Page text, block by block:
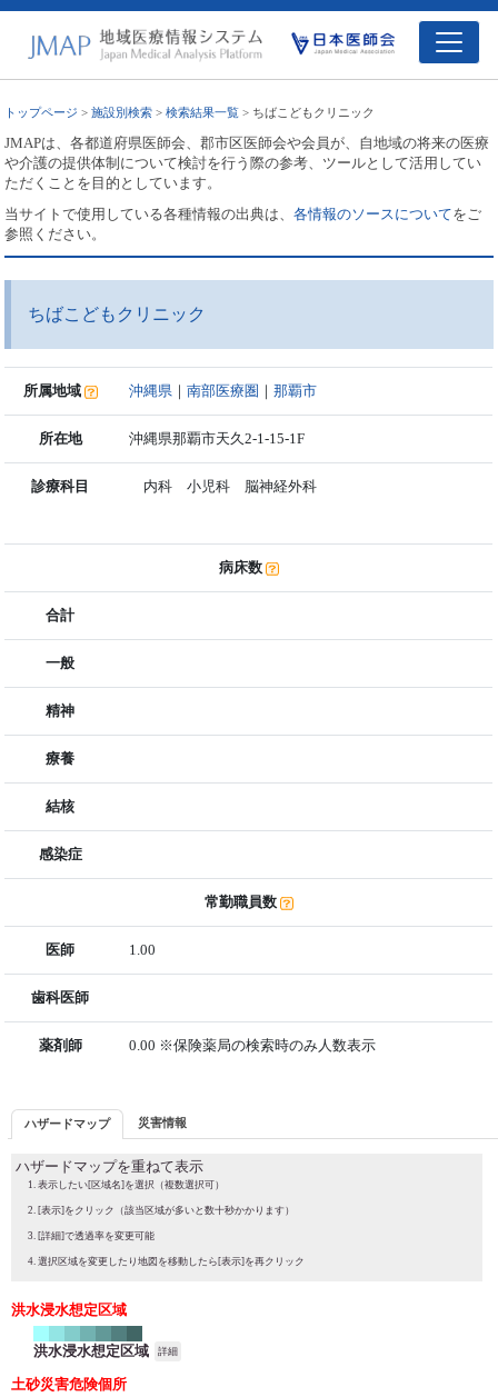
トップページ >施設別検索 >検索結果一覧 > ちばこどもクリニック
JMAPは、各都道府県医師会、郡市区医師会や会員が、自地域の将来の医療
や介護の提供体制について検討を行う際の参考、ツールとして活用してい
ただくことを目的としています。
当サイトで使用している各種情報の出典は、各情報のソースについてをご
参照ください。
ちばこどもクリニック
所属地域 沖縄県 ｜南部医療圏 ｜那覇市
所在地 沖縄県那覇市天久2-1-15-1F
診療科目 内科 小児科 脳神経外科
病床数
合計
一般
精神
療養
結核
感染症
常勤職員数
医師 1.00
歯科医師
薬剤師 0.00 ※保険薬局の検索時のみ人数表示
ハザードマップ 災害情報
ハザードマップを重ねて表示
表示したい[区域名]を選択（複数選択可）
[表示]をクリック（該当区域が多いと数十秒かかります）
[詳細]で透過率を変更可能
選択区域を変更したり地図を移動したら[表示]を再クリック
洪水浸水想定区域
洪水浸水想定区域 詳細
土砂災害危険個所